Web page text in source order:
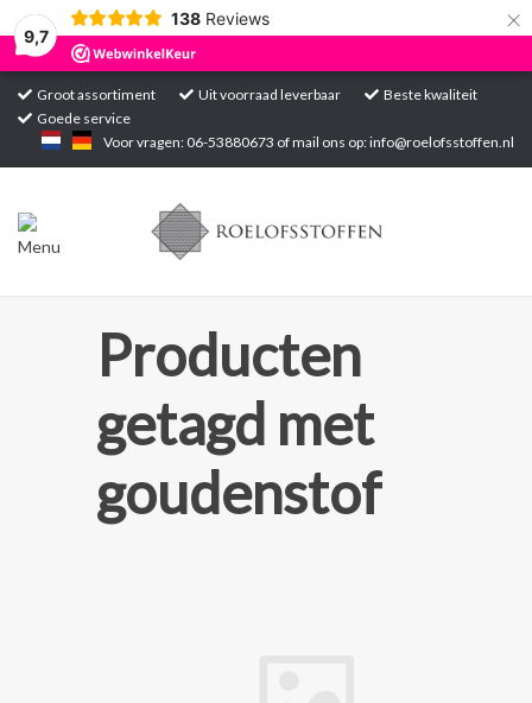
9,7
138 Reviews ×
Groot assortiment Uit voorraad leverbaar
Beste kwaliteit
Goede service
Voor vragen: 06-53880673 of mail ons op:info@roelofsstoffen.nl
Home
Producten
getagd met
goudenstof